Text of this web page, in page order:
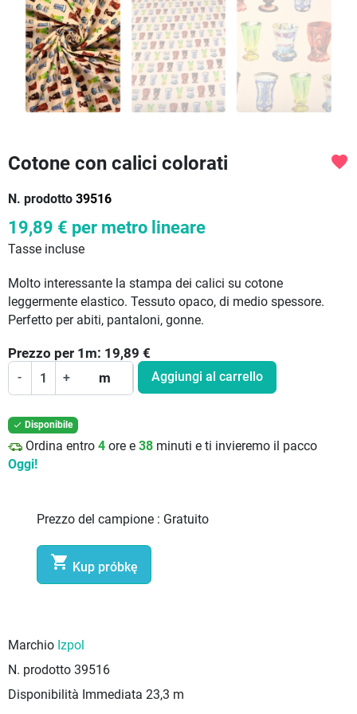
Cotone con calici colorati
N. prodotto 39516
favorite
19,89 € per metro lineare
Tasse incluse
Molto interessante la stampa dei calici su cotone
leggermente elastico. Tessuto opaco, di medio spessore.
Perfetto per abiti, pantaloni, gonne.
Prezzo per 1 m: 19,89 €
- + m Aggiungi al carrello
 Disponibile
Ordina entro 4 ore e 38 minuti e ti invieremo il pacco
Oggi!
Prezzo del campione : Gratuito
 Kup próbkę
Marchio Izpol
N. prodotto 39516
Disponibilità Immediata 23,3 m